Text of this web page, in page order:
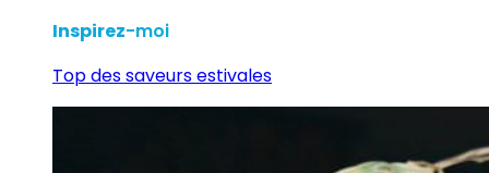
Inspirez-moi
Top des saveurs estivales